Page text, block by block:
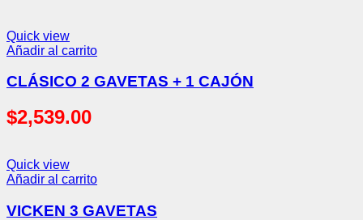
Quick view
Añadir al carrito
CLÁSICO 2 GAVETAS + 1 CAJÓN
$2,539.00
Quick view
Añadir al carrito
VICKEN 3 GAVETAS